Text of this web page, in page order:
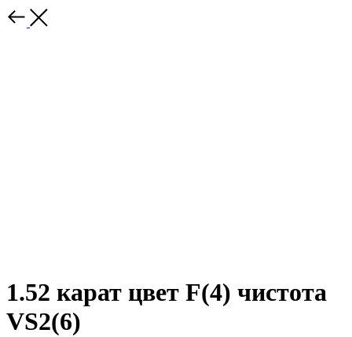
1.52 карат цвет F(4) чистота
VS2(6)